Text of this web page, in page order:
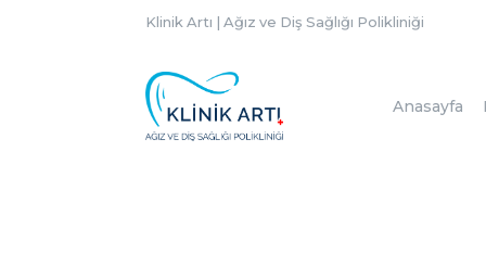
Klinik Artı | Ağız ve Diş Sağlığı Polikliniği
Anasayfa